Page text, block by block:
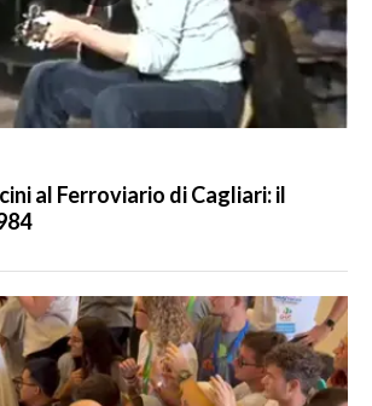
al Ferroviario di Cagliari: il